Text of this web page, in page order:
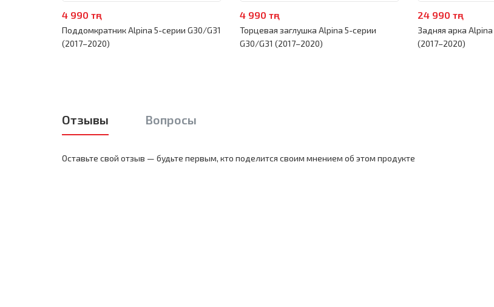
4 990 тңг
Поддомкратник Alpina 5-серии G30/G31
(2017–2020)
4 990 тңг
Торцевая заглушка Alpina 5-серии
G30/G31 (2017–2020)
24 990 тңг
Задняя арка
(2017–2020)
Отзывы Вопросы
Оставьте свой отзыв — будьте первым, кто поделится своим мнением об этом продукте